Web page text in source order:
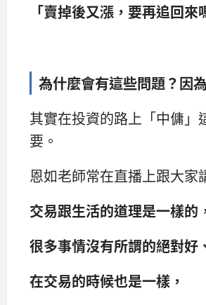
「賣掉後又漲，要再追回來
為什麼會有這些問題？因
其實在投資的路上「中傭」
要。
恩如老師常在直播上跟大家
交易跟生活的道理是一樣的 ，
很多事情沒有所謂的絕對好
在交易的時候也是一樣，